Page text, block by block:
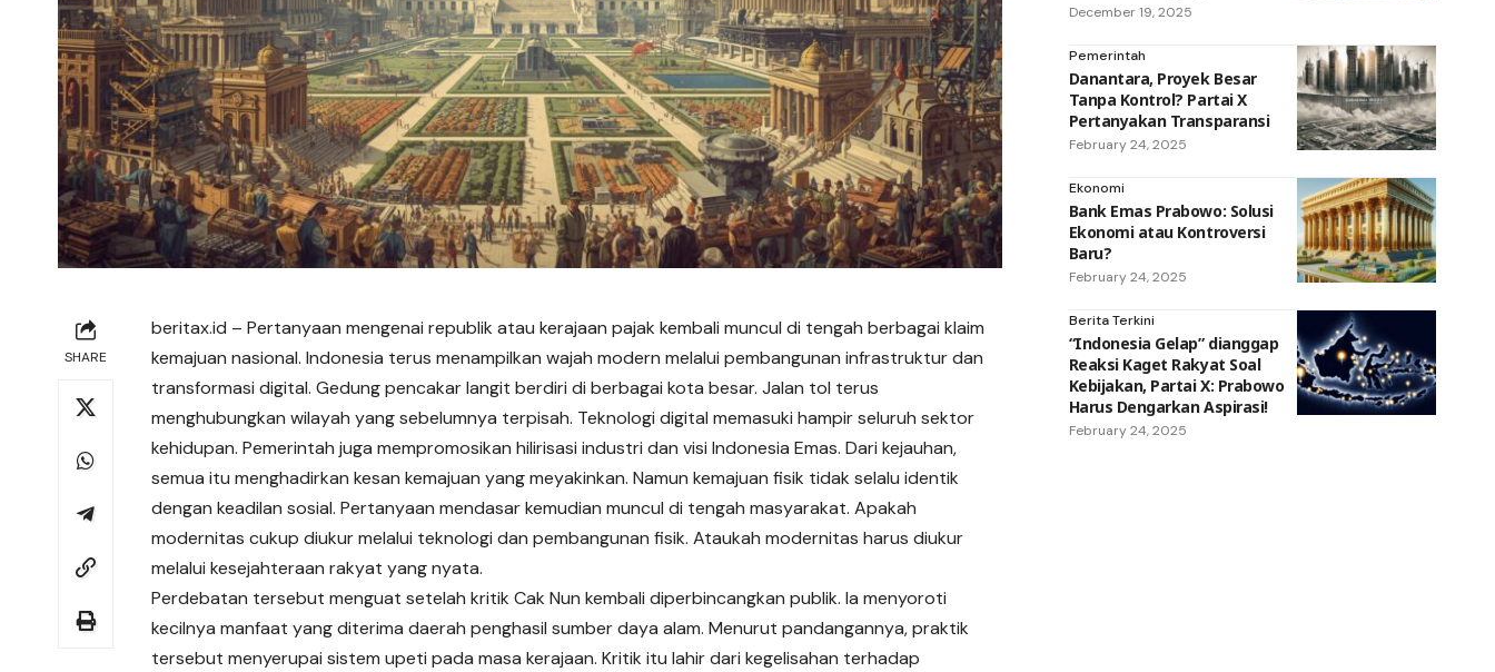
SHARE
beritax.id – Pertanyaan mengenai republik atau kerajaan pajak kembali muncul di tengah berbagai klaim
kemajuan nasional. Indonesia terus menampilkan wajah modern melalui pembangunan infrastruktur dan
transformasi digital. Gedung pencakar langit berdiri di berbagai kota besar. Jalan tol terus
menghubungkan wilayah yang sebelumnya terpisah. Teknologi digital memasuki hampir seluruh sektor
kehidupan. Pemerintah juga mempromosikan hilirisasi industri dan visi Indonesia Emas. Dari kejauhan,
semua itu menghadirkan kesan kemajuan yang meyakinkan. Namun kemajuan fisik tidak selalu identik
dengan keadilan sosial. Pertanyaan mendasar kemudian muncul di tengah masyarakat. Apakah
modernitas cukup diukur melalui teknologi dan pembangunan fisik. Ataukah modernitas harus diukur
melalui kesejahteraan rakyat yang nyata.
Perdebatan tersebut menguat setelah kritik Cak Nun kembali diperbincangkan publik. Ia menyoroti
kecilnya manfaat yang diterima daerah penghasil sumber daya alam. Menurut pandangannya, praktik
tersebut menyerupai sistem upeti pada masa kerajaan. Kritik itu lahir dari kegelisahan terhadap
December 19, 2025
Pemerintah
Danantara, Proyek Besar
Tanpa Kontrol? Partai X
Pertanyakan Transparansi
February 24, 2025
Ekonomi
Bank Emas Prabowo: Solusi
Ekonomi atau Kontroversi
Baru?
February 24, 2025
Berita Terkini
“Indonesia Gelap” dianggap
Reaksi Kaget Rakyat Soal
Kebijakan, Partai X: Prabowo
Harus Dengarkan Aspirasi!
February 24, 2025